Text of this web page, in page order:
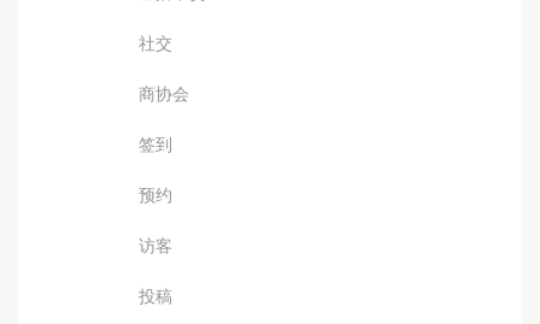
社交
商协会
签到
预约
访客
投稿